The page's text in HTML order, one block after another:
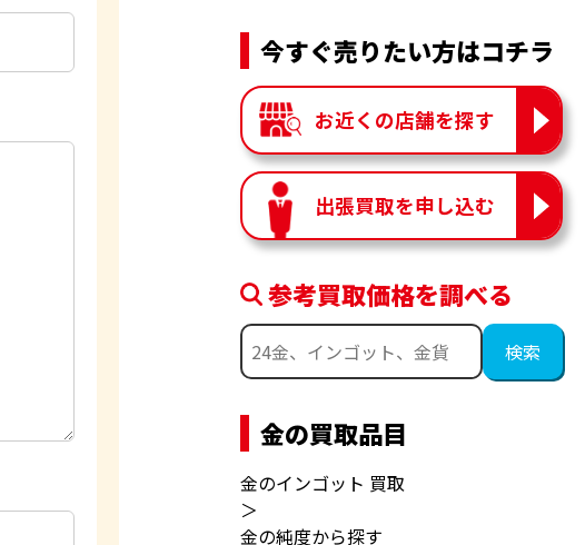
今すぐ売りたい方はコチラ
お近くの店舗を探す
出張買取を申し込む
参考買取価格を調べる
金の買取品目
金のインゴット 買取
＞
金の純度から探す